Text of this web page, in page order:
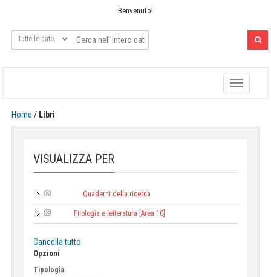
Benvenuto!
Toggle
navigation
Home / Libri
VISUALIZZA PER
Quaderni della ricerca
Filologia e letteratura [Area 10]
Cancella tutto
Opzioni
Tipologia